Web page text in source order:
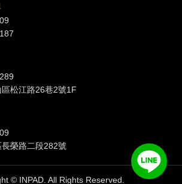
松江路26巷2號1F
榮路二段282號
© INPAD. All Rights Reserved.